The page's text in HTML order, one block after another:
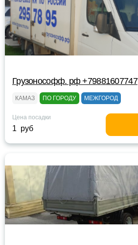
Грузонософф. рф +79881607747
КАМАЗ ПО ГОРОДУ МЕЖГОРОД
Цена посадки
1 руб